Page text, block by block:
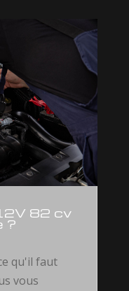
82 cv
?
qu'il faut
vous